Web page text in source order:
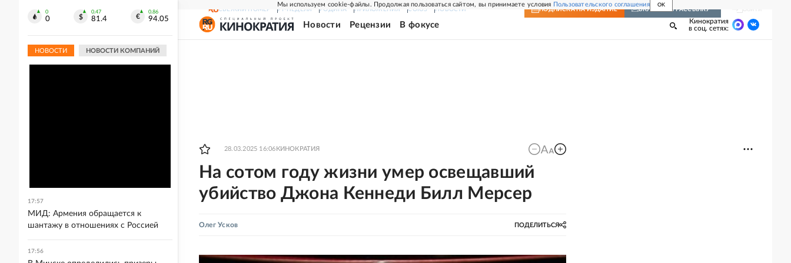
Мы используем cookie-файлы. Продолжая пользоваться сайтом, вы принимаете условия Пользовательского соглашения OK
СВЕЖИЙ НОМЕР РГ-НЕДЕЛЯ РОДИНА ПРИЛОЖЕНИЯ СОЮЗ НОВОСТИ ПОДПИСКА НА ИЗДАНИЕ ВКЛЮЧИТЬ РАССЫЛКУ
Новости Рецензии В фокусе
Кинократия
в соц. сетях:
28.03.2025 16:06 КИНОКРАТИЯ
На сотом году жизни умер освещавший
убийство Джона Кеннеди Билл Мерсер
Олег Усков ПОДЕЛИТЬСЯ
0
0
0.47
81.4
0.86
94.05
НОВОСТИ НОВОСТИ КОМПАНИЙ
17:57
МИД: Армения обращается к
шантажу в отношениях с Россией
17:56